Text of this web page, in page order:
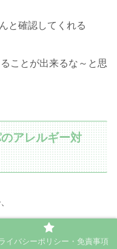
と確認してくれる
ことが出来るな～と思
アレルギー対
イバシーポリシー・免責事項